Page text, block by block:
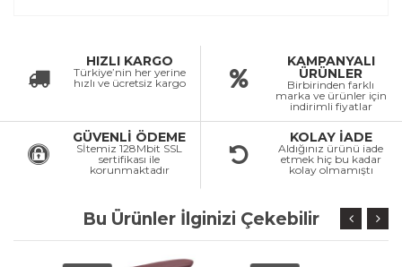
HIZLI KARGO
Türkiye’nin her yerine
hızlı ve ücretsiz kargo
KAMPANYALI
ÜRÜNLER
Birbirinden farklı
marka ve ürünler için
indirimli fiyatlar
GÜVENLİ ÖDEME
Sİtemiz 128Mbit SSL
sertifikası ile
korunmaktadır
KOLAY İADE
Aldığınız ürünü iade
etmek hiç bu kadar
kolay olmamıştı
Bu Ürünler İlginizi Çekebilir